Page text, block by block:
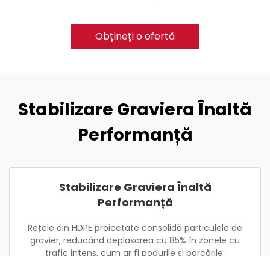
Obțineți o ofertă
Stabilizare Graviera Înaltă
Performanță
Stabilizare Graviera Înaltă
Performanță
Rețele din HDPE proiectate consolidă particulele de
gravier, reducând deplasarea cu 85% în zonele cu
trafic intens, cum ar fi podurile și parcările.